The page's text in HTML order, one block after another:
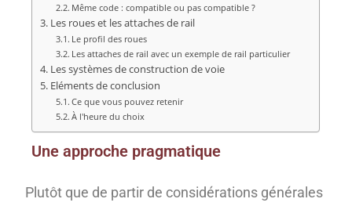
Même code : compatible ou pas compatible ?
Les roues et les attaches de rail
Le profil des roues
Les attaches de rail avec un exemple de rail particulier
Les systèmes de construction de voie
Eléments de conclusion
Ce que vous pouvez retenir
À l'heure du choix
Une approche pragmatique
Plutôt que de partir de considérations générales